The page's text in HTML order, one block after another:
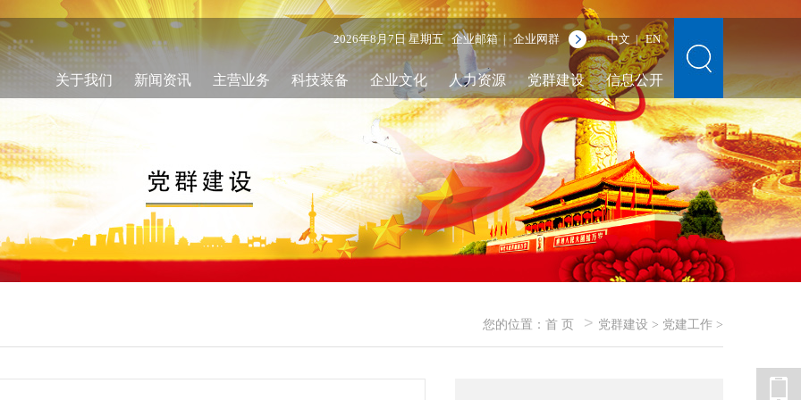
2026年8月7日 星期五企业邮箱 | 企业网群 中文 | EN
关于我们 新闻资讯 主营业务 科技装备 企业文化 人力资源 党群建设 信息公开
您的位置： 首 页 > 党群建设 > 党建工作 >